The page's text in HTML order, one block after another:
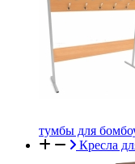
тумбы для
Кресла